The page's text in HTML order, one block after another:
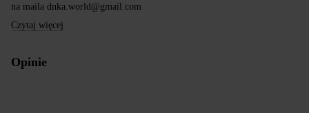
na maila dnka.world@gmail.com
Czytaj więcej
Opinie